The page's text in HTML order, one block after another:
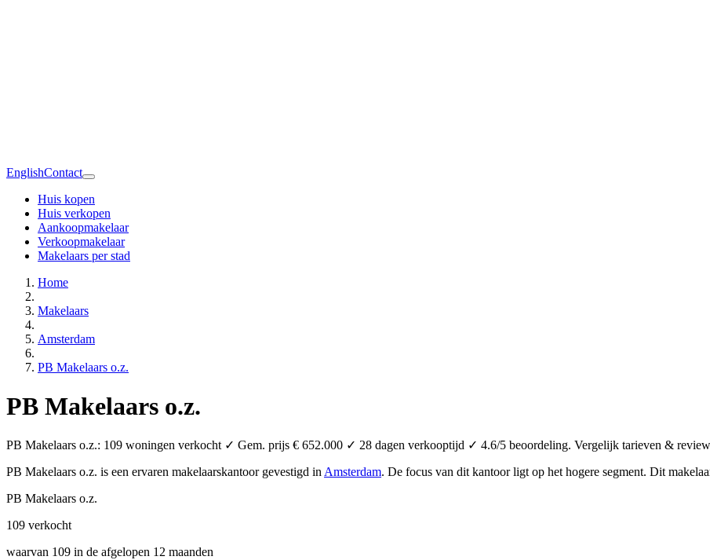
EnglishContact
Huis kopen
Huis verkopen
Aankoopmakelaar
Verkoopmakelaar
Makelaars per stad
Home
Makelaars
Amsterdam
PB Makelaars o.z.
PB Makelaars o.z.
PB Makelaars o.z.: 109 woningen verkocht ✓ Gem. prijs € 652.000 ✓ 28 dagen verkooptijd ✓ 4.6/5 beoordeling. Vergelijk tarieven &
PB Makelaars o.z. is een ervaren makelaarskantoor gevestigd in Amsterdam. De focus van dit kantoor ligt op het hogere segment. Dit
PB Makelaars o.z.
109 verkocht
waarvan 109 in de afgelopen 12 maanden